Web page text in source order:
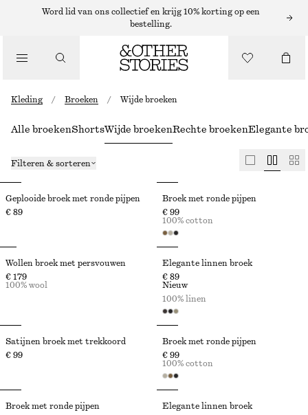
Word lid van ons collectief en krijg 10% korting op een
bestelling.
Kleding / Broeken / Wijde broeken
Alle broekenShortsWijde broekenRechte broekenElegante
Filteren & sorteren
Geplooide broek met ronde pijpen
€ 89
Broek met ronde pijpen
€ 99
100% cotton
Wollen broek met persvouwen
€ 179
100% wool
Elegante linnen broek
€ 89
Nieuw
100% linen
Satijnen broek met trekkoord
€ 99
Broek met ronde pijpen
€ 99
100% cotton
Broek met ronde pijpen
Elegante linnen broek